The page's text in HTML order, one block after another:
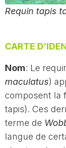
Requin tapis
CARTE
Nom: Le
maculatus)
composent la
tapis). Ces
terme de
langue de